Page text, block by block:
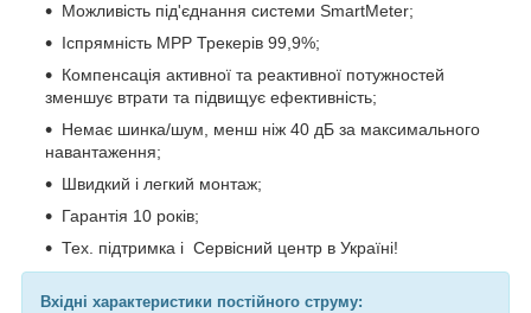
Можливість під'єднання системи SmartMeter;
Іспрямність МРР Трекерів 99,9%;
Компенсація активної та реактивної потужностей
зменшує втрати та підвищує ефективність;
Немає шинка/шум, менш ніж 40 дБ за максимального
навантаження;
Швидкий і легкий монтаж;
Гарантія 10 років;
Тех. підтримка і Сервісний центр в Україні!
Вхідні характеристики постійного струму: